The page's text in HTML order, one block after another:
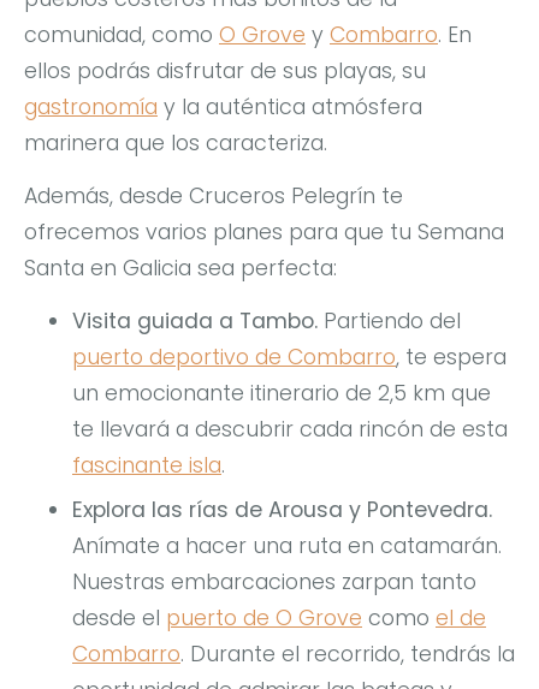
comunidad, como O Grove y Combarro. En
ellos podrás disfrutar de sus playas, su
gastronomía y la auténtica atmósfera
marinera que los caracteriza.
Además, desde Cruceros Pelegrín te
ofrecemos varios planes para que tu Semana
Santa en Galicia sea perfecta:
Visita guiada a Tambo. Partiendo del
puerto deportivo de Combarro, te espera
un emocionante itinerario de 2,5 km que
te llevará a descubrir cada rincón de esta
fascinante isla.
Explora las rías de Arousa y Pontevedra.
Anímate a hacer una ruta en catamarán.
Nuestras embarcaciones zarpan tanto
desde el puerto de O Grove como el de
Combarro. Durante el recorrido, tendrás la